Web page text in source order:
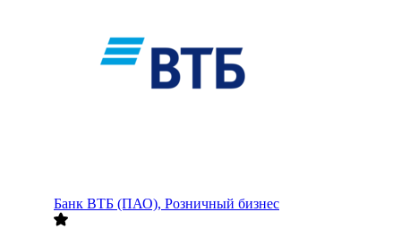
Банк ВТБ (ПАО), Розничный бизнес